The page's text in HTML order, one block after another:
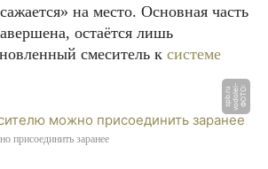
на место. Основная часть
остаётся лишь
смеситель к системе
Ф
О
Т
О:
v
o
d
ol
ei
-s
p
b.
r
u
присоединить заранее